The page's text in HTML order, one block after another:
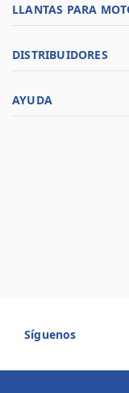
LLANTAS PARA
DISTRIBUIDORES
AYUDA
Síguenos